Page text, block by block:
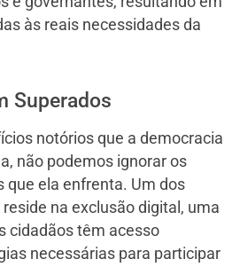
às reais necessidades da
Superados
notórios que a democracia
não podemos ignorar os
que ela enfrenta. Um dos
na exclusão digital, uma
cidadãos têm acesso
necessárias para participar